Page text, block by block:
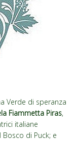
Verde di speranza
Fiammetta Piras,
italiane
Bosco di Puck; e